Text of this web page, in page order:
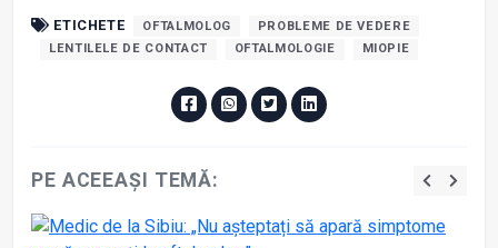
ETICHETE OFTALMOLOG
PROBLEME DE VEDERE
LENTILELE DE CONTACT
OFTALMOLOGIE MIOPIE
PE ACEEAȘI TEMĂ: